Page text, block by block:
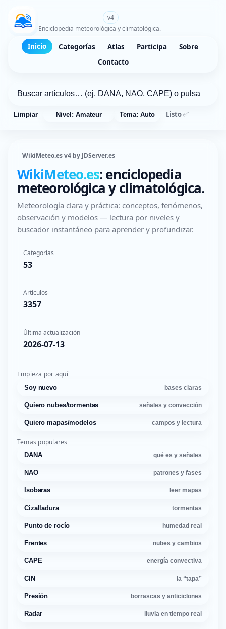
v4
Enciclopedia meteorológica y climatológica.
Inicio Categorías Atlas Participa
Sobre
Contacto
Limpiar Nivel: Amateur Tema: Auto Listo ✅
WikiMeteo.es v4 by JDServer.es
WikiMeteo.es: enciclopedia
meteorológica y climatológica.
Meteorología clara y práctica: conceptos, fenómenos,
observación y modelos — lectura por niveles y
buscador instantáneo para aprender y profundizar.
Categorías
53
Artículos
3357
Última actualización
2026-07-13
Empieza por aquí
Soy nuevo bases claras
Quiero nubes/tormentas señales y convección
Quiero mapas/modelos campos y lectura
Temas populares
DANA qué es y señales
NAO patrones y fases
Isobaras leer mapas
Cizalladura tormentas
Punto de rocío humedad real
Frentes nubes y cambios
CAPE energía convectiva
CIN la “tapa”
Presión borrascas y anticiclones
Radar lluvia en tiempo real